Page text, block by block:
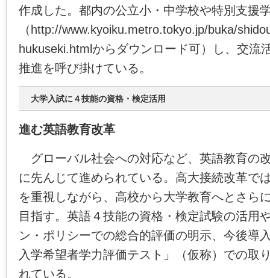
作成した。都内の公立小・中学校や特別支援
（http://www.kyoiku.metro.tokyo.jp/buka/
hukuseki.htmlからダウンロード可）し、交流
推進を呼び掛けている。
大学入試に４技能の資格・検定活用
進む英語教育改革
グローバル社会への対応など、英語教育の
に先んじて進められている。高大接続改革で
を重視しながら、高校から大学教育へとさら
目指す。英語４技能の資格・検定試験の活用
ン・ポリシーでの総合的評価の明示、今後導
入学希望者学力評価テスト」（仮称）での取
れている。